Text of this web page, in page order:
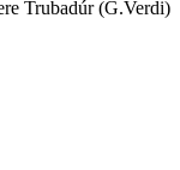
Trubadúr (G.Verdi)